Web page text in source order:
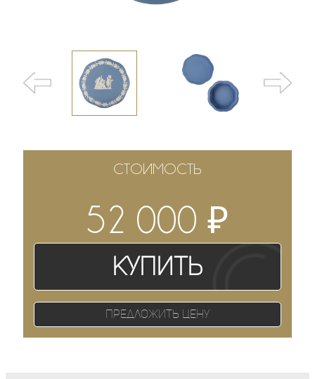
СТОИМОСТЬ
52 000₽
Купить
Предложить цену